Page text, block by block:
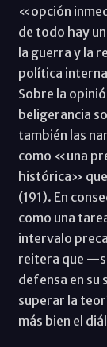
«opción
de todo hay
la guerra y la
política
Sobre la
beligerancia
también las
como «una
histórica» que
(191). En
como una
intervalo
reitera que
defensa en
superar la
más bien el